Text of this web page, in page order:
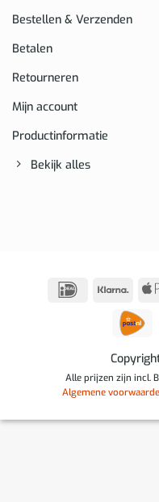
Bestellen & Verzenden
Betalen
Retourneren
Mijn account
Productinformatie
Bekijk alles
IDeal
Alle prijzen zijn incl.
Algemene